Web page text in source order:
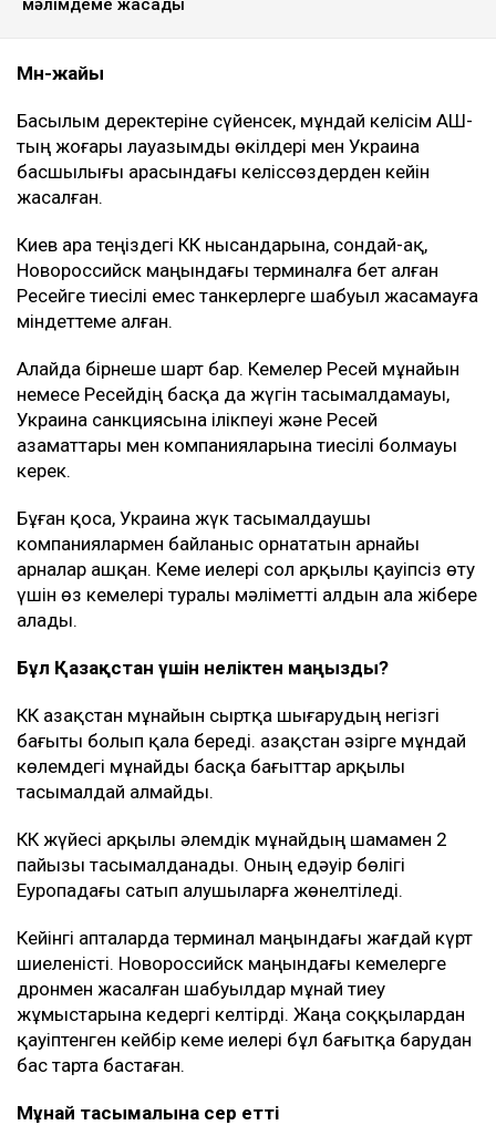
америкалық шенеунікке сілтеме жасаған Bloomberg
Түркия Ресей мен Украинаға Қара теңіздегі кемелерге
шабуылды тоқтатуды ұсынды
Иран Ормуз бұғазын ашу үшін АҚШ-қа бірқатар шарт
қойды
Вучич Украинаның Еуроодаққа кіруіне қатысты маңызды
мәлімдеме жасады
Мән-жайы
Басылым деректеріне сүйенсек, мұндай келісім АҚШ-
тың жоғары лауазымды өкілдері мен Украина
басшылығы арасындағы келіссөздерден кейін
жасалған.
Новороссийск маңындағы терминалға бет алған
Ресейге тиесілі емес танкерлерге шабуыл жасамауға
міндеттеме алған.
Алайда бірнеше шарт бар. Кемелер Ресей мұнайын
Украина санкциясына ілікпеуі және Ресей
керек.
Бұған қоса, Украина жүк тасымалдаушы
компаниялармен байланыс орнататын арнайы
үшін өз кемелері туралы мәліметті алдын ала жібере
алады.
КҚК Қазақстан мұнайын сыртқа шығарудың негізгі
бағыты болып қала береді. Қазақстан әзірге мұндай
көлемдегі мұнайды басқа бағыттар арқылы
тасымалдай алмайды.
пайызы тасымалданады. Оның едәуір бөлігі